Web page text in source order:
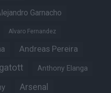
Garnacho
Alvaro Fernandez
Andreas Pereira
Anthony Elanga
Arsenal